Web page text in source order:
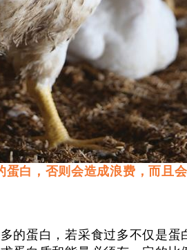
白，否则会造成浪费，而且
蛋白，若采食过多不仅是蛋